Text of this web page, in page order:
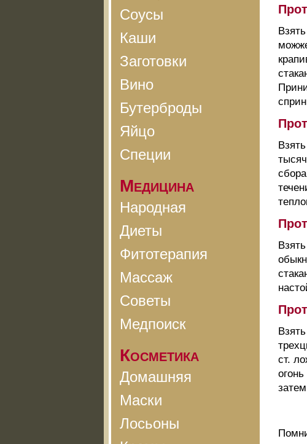
Соусы
Каши
Заготовки
Вино
Бутерброды
Яйцо
Специи
Медицина
Народная
Диеты
Фитотерапия
Массаж
Советы
Медпоиск
Косметика
Домашняя
Маски
Лосьоны
ст.